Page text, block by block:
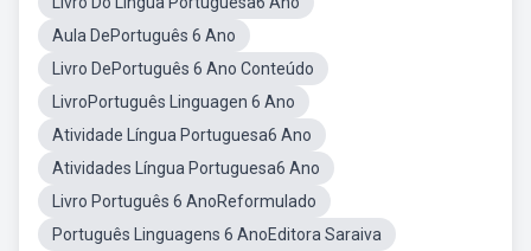
Aula DePortuguês 6 Ano
Livro DePortuguês 6 Ano Conteúdo
LivroPortuguês Linguagen 6 Ano
Atividade Língua Portuguesa6 Ano
Atividades Língua Portuguesa6 Ano
Livro Português 6 AnoReformulado
Português Linguagens 6 AnoEditora Saraiva